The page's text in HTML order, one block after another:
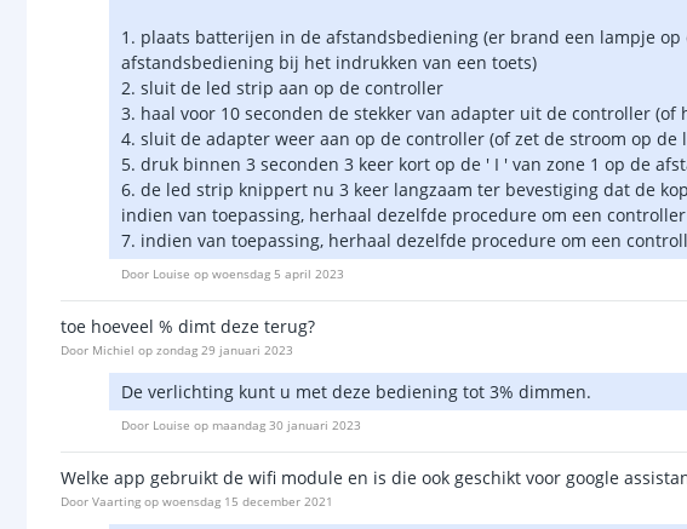
1. plaats batterijen in de afstandsbediening (er brand een lampje op
afstandsbediening bij het indrukken van een toets)
2. sluit de led strip aan op de controller
3. haal voor 10 seconden de stekker van adapter uit de controller (of
4. sluit de adapter weer aan op de controller (of zet de stroom op de
5. druk binnen 3 seconden 3 keer kort op de ' I ' van zone 1 op de
6. de led strip knippert nu 3 keer langzaam ter bevestiging dat de
indien van toepassing, herhaal dezelfde procedure om een
7. indien van toepassing, herhaal dezelfde procedure om een
Door Louise op woensdag 5 april 2023
toe hoeveel % dimt deze terug?
Door Michiel op zondag 29 januari 2023
De verlichting kunt u met deze bediening tot 3% dimmen.
Door Louise op maandag 30 januari 2023
Welke app gebruikt de wifi module en is die ook geschikt voor google
Door Vaarting op woensdag 15 december 2021